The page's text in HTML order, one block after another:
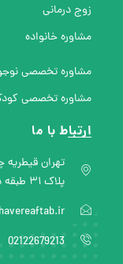
زوج درمانی
مشاوره خانواده
مشاوره تخصصی
مشاوره تخصصی
ارتباط با ما
تهران
پلاک ۳۱ طبقه دوم واحد ۷
02122679213